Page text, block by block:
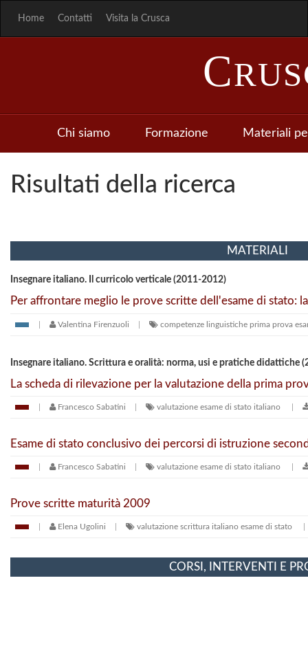
Home Contatti Visita la Crusca
C
Chi siamo Formazione Materiali
Risultati della ricerca
MATERIALI
Insegnare italiano. Il curricolo verticale (2011-2012)
Per affrontare meglio le prove scritte dell'esame di stato:
Valentina Firenzuoli competenze linguistiche prima prova
Insegnare italiano. Scrittura e oralità: norma, usi e pratiche didattiche
La scheda di rilevazione per la valutazione della prima
Francesco Sabatini valutazione esame di stato italiano
Esame di stato conclusivo dei percorsi di istruzione
Francesco Sabatini valutazione esame di stato italiano
Prove scritte maturità 2009
Elena Ugolini valutazione scrittura italiano esame di stato
CORSI, INTERVENTI E